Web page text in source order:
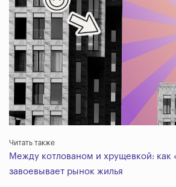
Читать также
Между котлованом и хрущевкой: как
завоевывает рынок жилья